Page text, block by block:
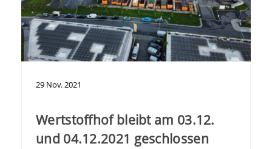
29 Nov. 2021
Wertstoffhof bleibt am 03.12.
und 04.12.2021 geschlossen